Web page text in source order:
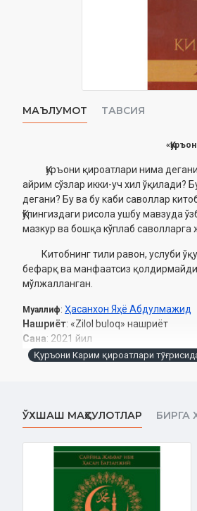
МАЪЛУМОТ ТАВСИЯ
Қуръони қироатлари нима дегани?
айрим сўзлар икки-уч хил ўқилади?
дегани? Бу ва бу каби саволлар
Қўлингиздаги рисола ушбу мавзуда
мазкур ва бошқа кўплаб саволларга
Китобнинг тили равон, услуби
бефарқ ва манфаатсиз
мўлжалланган.
Муаллиф: Ҳасанхон Яҳё Абдулмажид
Нашриёт: «Zilol buloq» нашриёт
Сана: 2021 йил
Ҳажми: 44 бет
2021 йил 11 ноябрдаги
Қуръони Карим тўғрисида
Қуръони Карим қироатлари
ЎХШАШ МАҲСУЛОТЛАР БИРГА